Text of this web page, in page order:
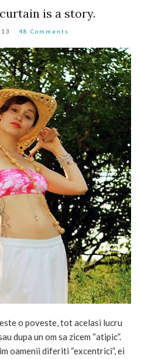
is a story.
48 Comments
o poveste, tot acelasi lucru
dupa un om sa zicem “atipic”.
oamenii diferiti “excentrici”, ei